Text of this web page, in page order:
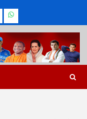
Whatsapp